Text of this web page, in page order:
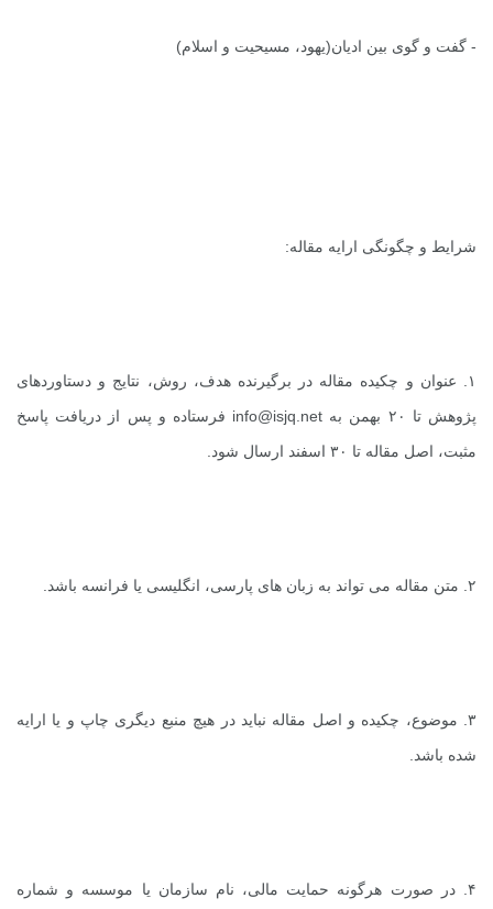
- گفت و گوی بین ادیان(یهود، مسیحیت و اسلام)
شرایط و چگونگی ارایه مقاله:
۱. عنوان و چکیده مقاله در برگیرنده هدف، روش، نتایج و دستاوردهای
پژوهش تا ۲۰ بهمن به
info@isjq.net فرستاده و پس از دریافت پاسخ
مثبت، اصل مقاله تا ۳۰ اسفند ارسال شود.
۲. متن مقاله می تواند به زبان های پارسی، انگلیسی یا فرانسه باشد.
۳. موضوع، چکیده و اصل مقاله نباید در هیچ منبع دیگری چاپ و یا ارایه
شده باشد.
۴. در صورت هرگونه حمایت مالی، نام سازمان یا موسسه و شماره